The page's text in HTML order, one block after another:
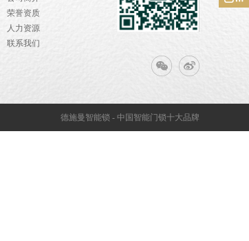
荣誉资质
人力资源
联系我们
德施曼智能锁 - 中国智能门锁十大品牌